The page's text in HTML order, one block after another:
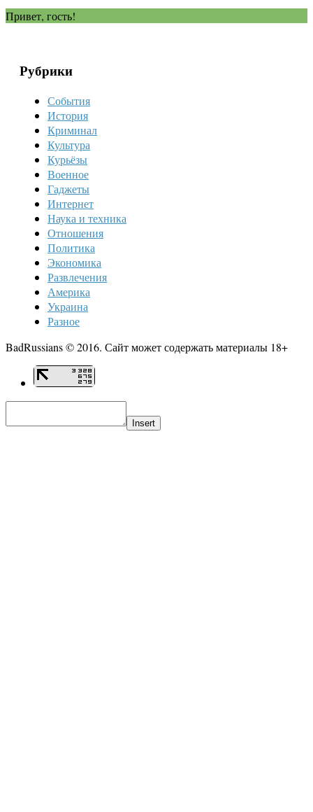
Привет, гость!
Рубрики
События
История
Криминал
Культура
Курьёзы
Военное
Гаджеты
Интернет
Наука и техника
Отношения
Политика
Экономика
Развлечения
Америка
Украина
Разное
BadRussians © 2016. Сайт может содержать материалы 18+
Insert